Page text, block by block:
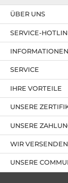
SERVICE-
IHRE VORTEILE
UNSERE
ÜBER UNS
UNSERE
INFORMATIONEN
SERVICE
UNSERE
WIR